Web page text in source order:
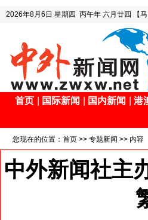
2026年8月6日 星期四 丙午年 六月廿四 【
首页 国际新闻 国内新闻 港
您现在的位置： 首页 >> 专题新闻 >> 内容
中外新闻社主